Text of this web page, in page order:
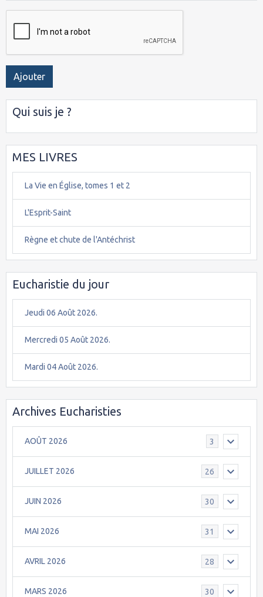
Ajouter
Qui suis je ?
MES LIVRES
La Vie en Église, tomes 1 et 2
L'Esprit-Saint
Règne et chute de l'Antéchrist
Eucharistie du jour
Jeudi 06 Août 2026.
Mercredi 05 Août 2026.
Mardi 04 Août 2026.
Archives Eucharisties
AOÛT 2026 3
JUILLET 2026 26
JUIN 2026 30
MAI 2026 31
AVRIL 2026 28
MARS 2026 30